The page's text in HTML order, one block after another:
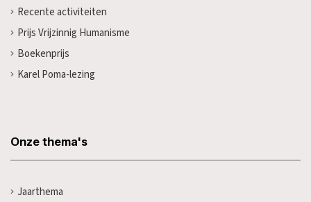
Recente activiteiten
Prijs Vrijzinnig Humanisme
Boekenprijs
Karel Poma-lezing
Onze thema's
Jaarthema